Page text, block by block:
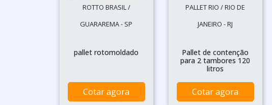
ROTTO BRASIL /
GUARAREMA - SP
pallet rotomoldado
Cotar agora
PALLET RIO / RIO DE
JANEIRO - RJ
Pallet de contenção
para 2 tambores 120
litros
Cotar agora